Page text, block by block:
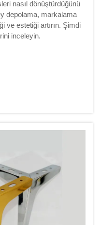
nasıl dönüştürdüğünü
depolama, markalama
ve estetiği artırın. Şimdi
inceleyin.